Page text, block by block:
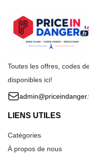
Toutes les offres, codes
disponibles ici!
LIENS UTILES
Catégories
À propos de nous